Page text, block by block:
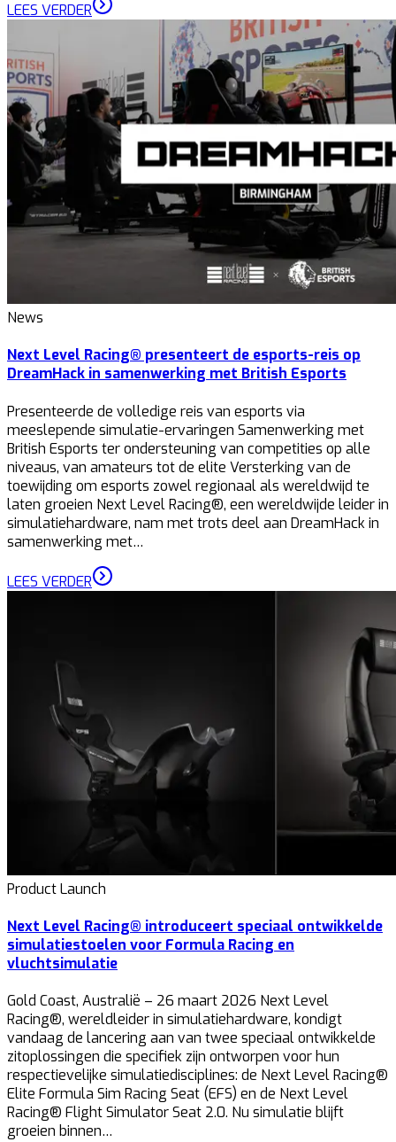
LEES VERDER
News
Next Level Racing® presenteert de esports-reis op
DreamHack in samenwerking met British Esports
Presenteerde de volledige reis van esports via
meeslepende simulatie-ervaringen Samenwerking met
British Esports ter ondersteuning van competities op alle
niveaus, van amateurs tot de elite Versterking van de
toewijding om esports zowel regionaal als wereldwijd te
laten groeien Next Level Racing®, een wereldwijde leider in
simulatiehardware, nam met trots deel aan DreamHack in
samenwerking met…
LEES VERDER
Product Launch
Next Level Racing® introduceert speciaal ontwikkelde
simulatiestoelen voor Formula Racing en
vluchtsimulatie
Gold Coast, Australië – 26 maart 2026 Next Level
Racing®, wereldleider in simulatiehardware, kondigt
vandaag de lancering aan van twee speciaal ontwikkelde
zitoplossingen die specifiek zijn ontworpen voor hun
respectievelijke simulatiedisciplines: de Next Level Racing®
Elite Formula Sim Racing Seat (EFS) en de Next Level
Racing® Flight Simulator Seat 2.0. Nu simulatie blijft
groeien binnen…